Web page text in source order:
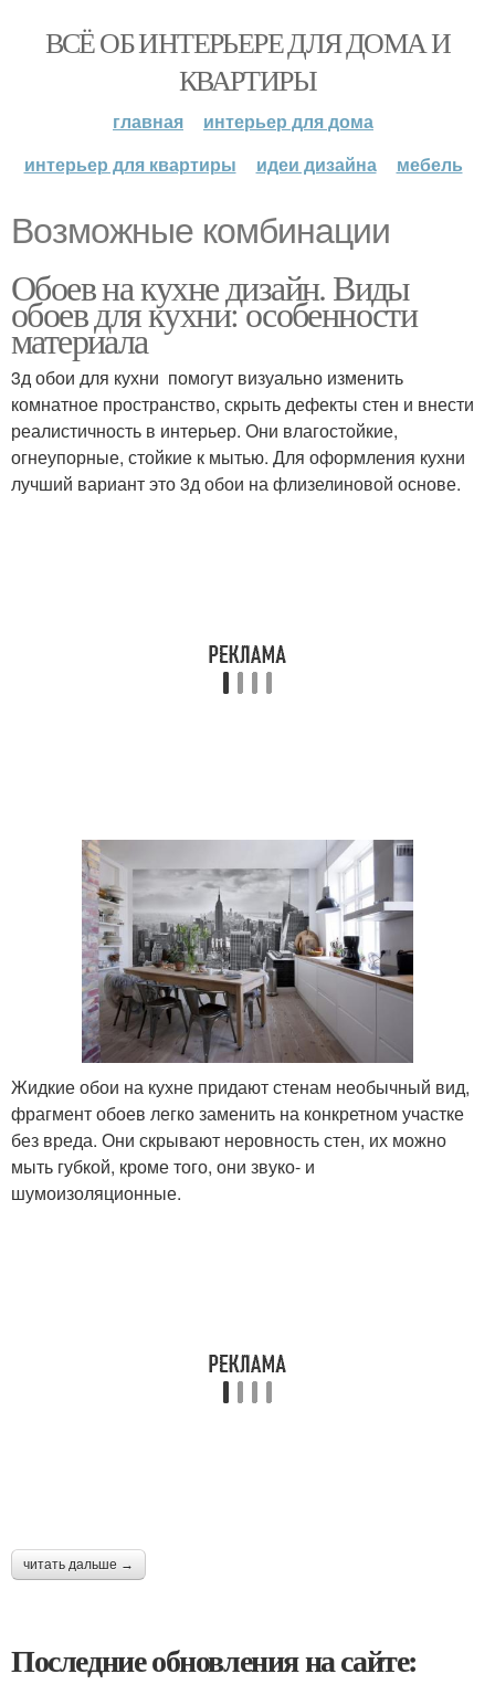
ВСЁ ОБ ИНТЕРЬЕРЕ ДЛЯ ДОМА И
КВАРТИРЫ
главная
интерьер для дома
интерьер для квартиры
идеи дизайна мебель
Возможные комбинации
Обоев на кухне дизайн. Виды
обоев для кухни: особенности
материала
3д обои для кухни помогут визуально изменить
комнатное пространство, скрыть дефекты стен и внести
реалистичность в интерьер. Они влагостойкие,
огнеупорные, стойкие к мытью. Для оформления кухни
лучший вариант это 3д обои на флизелиновой основе.
Жидкие обои на кухне придают стенам необычный вид,
фрагмент обоев легко заменить на конкретном участке
без вреда. Они скрывают неровность стен, их можно
мыть губкой, кроме того, они звуко- и
шумоизоляционные.
читать дальше →
Последние обновления на сайте: